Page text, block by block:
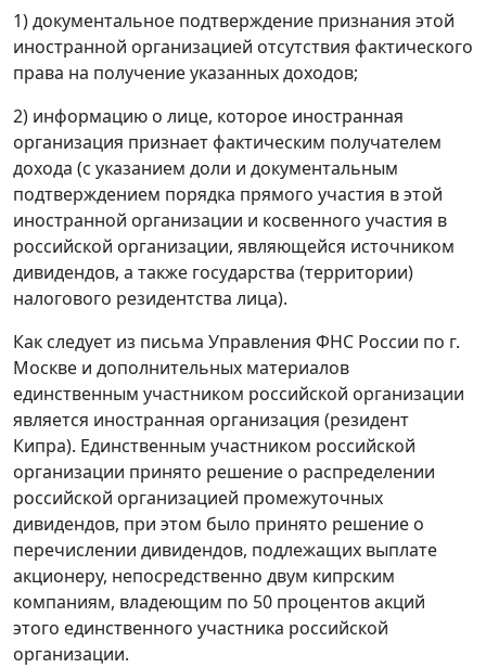
1) документальное подтверждение признания этой
иностранной организацией отсутствия фактического
права на получение указанных доходов;
2) информацию о лице, которое иностранная
организация признает фактическим получателем
дохода (с указанием доли и документальным
подтверждением порядка прямого участия в этой
иностранной организации и косвенного участия в
российской организации, являющейся источником
дивидендов, а также государства (территории)
налогового резидентства лица).
Как следует из письма Управления ФНС России по г.
Москве и дополнительных материалов
единственным участником российской организации
является иностранная организация (резидент
Кипра). Единственным участником российской
организации принято решение о распределении
российской организацией промежуточных
дивидендов, при этом было принято решение о
перечислении дивидендов, подлежащих выплате
акционеру, непосредственно двум кипрским
компаниям, владеющим по 50 процентов акций
этого единственного участника российской
организации.